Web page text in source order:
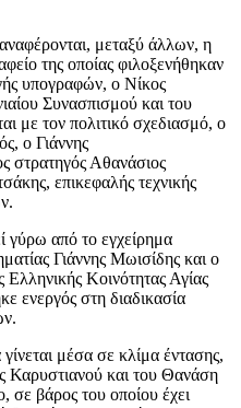
μεταξύ άλλων, η
της οποίας φιλοξενήθηκαν
υπογραφών, ο Νίκος
Συνασπισμού και του
με τον πολιτικό σχεδιασμό, ο
ο Γιάννης
στρατηγός Αθανάσιος
επικεφαλής τεχνικής
γύρω από το εγχείρημα
Γιάννης Μωισίδης και ο
Κοινότητας Αγίας
ενεργός στη διαδικασία
μέσα σε κλίμα έντασης,
Καρυστιανού και του Θανάση
σε βάρος του οποίου έχει